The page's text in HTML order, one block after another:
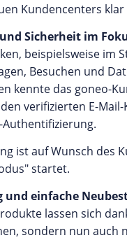
Kundencenters klar
Sicherheit im
beispielsweise im
Besuchen und
kennte das goneo-
verifizierten E-
ist auf Wunsch des
startet.
einfache
lassen sich
sondern nun auch